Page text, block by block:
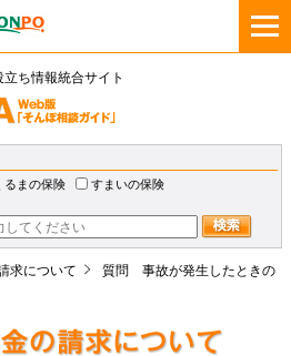
ち情報統合サイト
るまの保険
すまいの保険
求について
質問 事故が発生したときの